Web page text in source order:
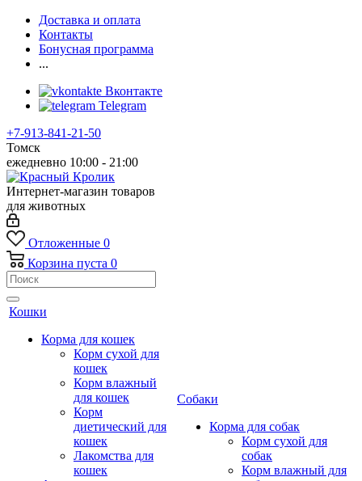
Доставка и оплата
Контакты
Бонусная программа
...
Вконтакте
Telegram
+7-913-841-21-50
Томск
ежедневно 10:00 - 21:00
Интернет-магазин товаров
для животных
Отложенные 0
Корзина пуста 0
Кошки
Корма для кошек
Корм сухой для
кошек
Корм влажный
для кошек
Корм
диетический для
кошек
Лакомства для
кошек
Собаки
Корма для собак
Корм сухой для
собак
Корм влажный для